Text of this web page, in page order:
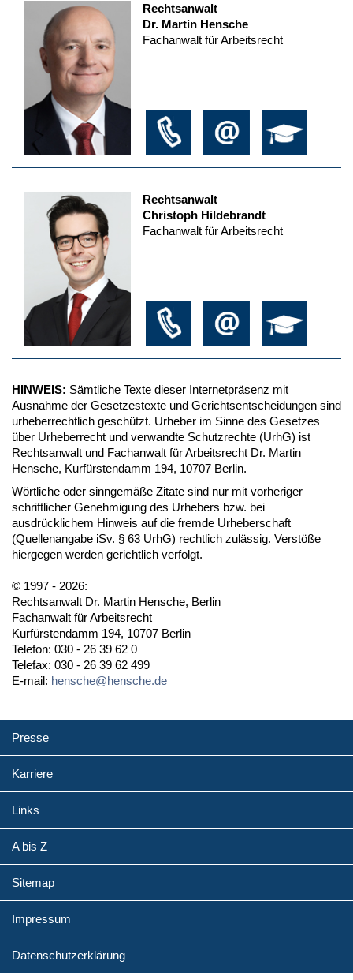
Rechtsanwalt
Dr. Martin Hensche
Fachanwalt für Arbeitsrecht
Rechtsanwalt
Christoph Hildebrandt
Fachanwalt für Arbeitsrecht
HINWEIS: Sämtliche Texte dieser Internetpräsenz mit
Ausnahme der Gesetzestexte und Gerichtsentscheidungen sind
urheberrechtlich geschützt. Urheber im Sinne des Gesetzes
über Urheberrecht und verwandte Schutzrechte (UrhG) ist
Rechtsanwalt und Fachanwalt für Arbeitsrecht Dr. Martin
Hensche, Kurfürstendamm 194, 10707 Berlin.
Wörtliche oder sinngemäße Zitate sind nur mit vorheriger
schriftlicher Genehmigung des Urhebers bzw. bei
ausdrücklichem Hinweis auf die fremde Urheberschaft
(Quellenangabe iSv. § 63 UrhG) rechtlich zulässig. Verstöße
hiergegen werden gerichtlich verfolgt.
© 1997 - 2026:
Rechtsanwalt Dr. Martin Hensche, Berlin
Fachanwalt für Arbeitsrecht
Kurfürstendamm 194, 10707 Berlin
Telefon: 030 - 26 39 62 0
Telefax: 030 - 26 39 62 499
E-mail: hensche@hensche.de
Presse
Karriere
Links
A bis Z
Sitemap
Impressum
Datenschutzerklärung